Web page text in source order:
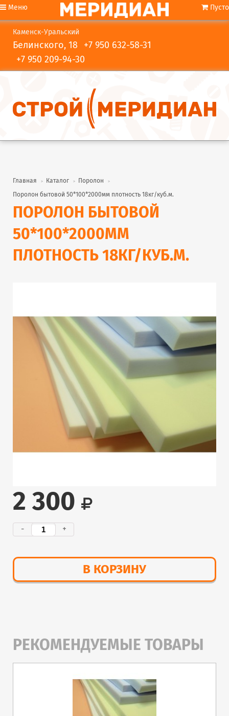
Меню Пусто
Каменск-Уральский
Белинского, 18 +7 950 632-58-31
+7 950 209-94-30
Главная Каталог
Поролон
Поролон бытовой 50*100*2000мм плотность 18кг/куб.м.
ПОРОЛОН БЫТОВОЙ
50*100*2000ММ
ПЛОТНОСТЬ 18КГ/КУБ.М.
2 300
- +
В КОРЗИНУ
РЕКОМЕНДУЕМЫЕ ТОВАРЫ